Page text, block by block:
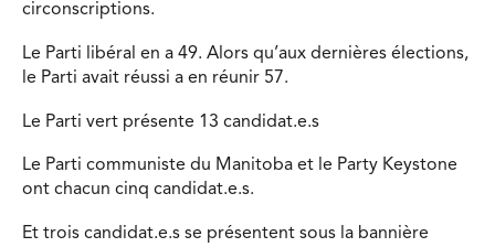
circonscriptions.
Le Parti libéral en a 49. Alors qu’aux dernières élections,
le Parti avait réussi a en réunir 57.
Le Parti vert présente 13 candidat.e.s
Le Parti communiste du Manitoba et le Party Keystone
ont chacun cinq candidat.e.s.
Et trois candidat.e.s se présentent sous la bannière